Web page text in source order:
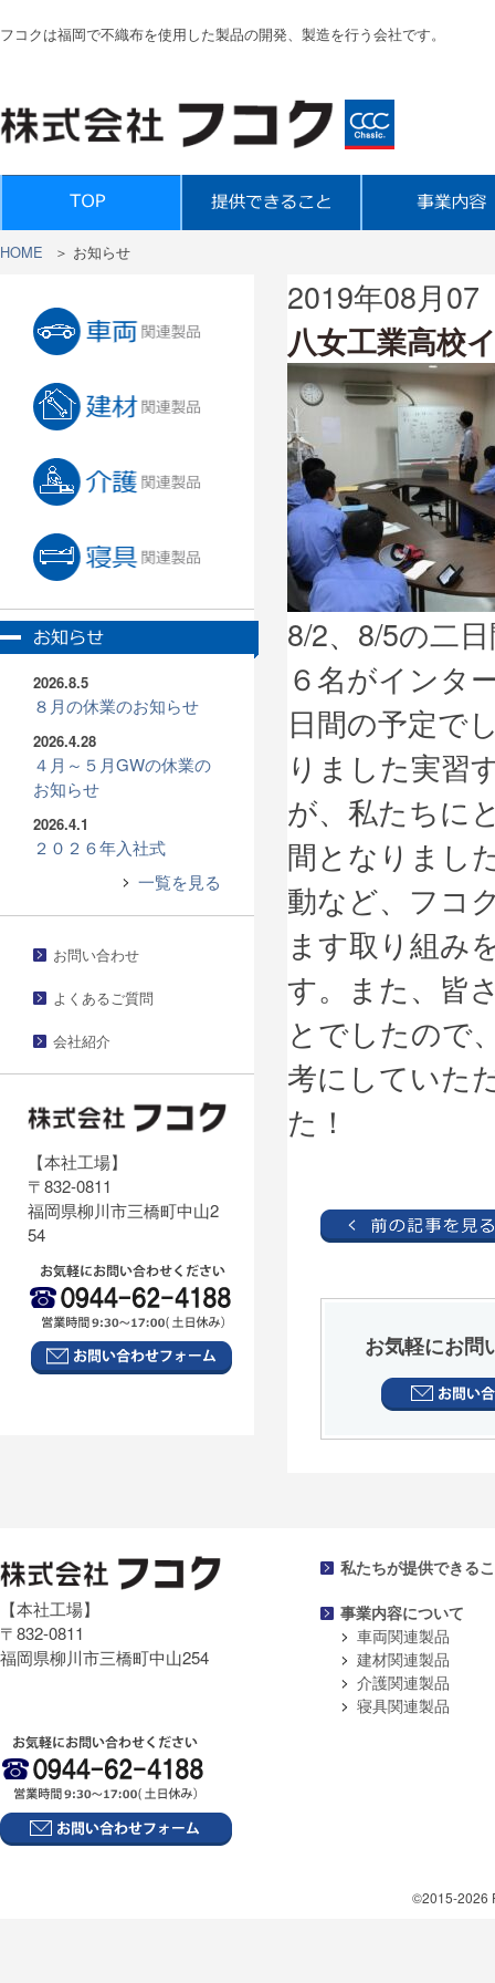
フコクは福岡で不織布を使用した製品の開発、製造を行う会社です。
HOME ＞ お知らせ
2026.8.5
８月の休業のお知らせ
2026.4.28
４月～５月GWの休業の
お知らせ
2026.4.1
２０２６年入社式
一覧を見る
お問い合わせ
よくあるご質問
会社紹介
【本社工場】
〒832-0811
福岡県柳川市三橋町中山2
54
2019年08月07
八女工業高校
8/2、8/5の二
６名がインタ
日間の予定で
りました実習
が、私たちに
間となりまし
動など、フコ
ます取り組み
す。また、皆
とでしたので
考にしていた
た！
お気軽にお問
【本社工場】
〒832-0811
福岡県柳川市三橋町中山254
私たちが提供できる
事業内容について
車両関連製品
建材関連製品
介護関連製品
寝具関連製品
©2015-2026